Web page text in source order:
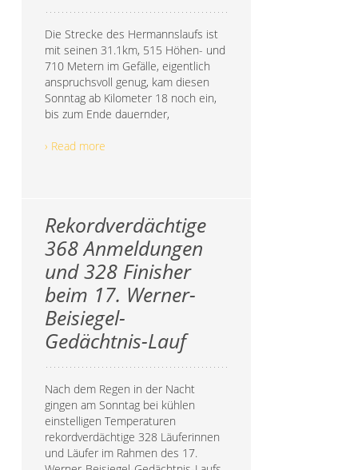
Die Strecke des Hermannslaufs ist
mit seinen 31.1km, 515 Höhen- und
710 Metern im Gefälle, eigentlich
anspruchsvoll genug, kam diesen
Sonntag ab Kilometer 18 noch ein,
bis zum Ende dauernder,
› Read more
Rekordverdächtige
368 Anmeldungen
und 328 Finisher
beim 17. Werner-
Beisiegel-
Gedächtnis-Lauf
Nach dem Regen in der Nacht
gingen am Sonntag bei kühlen
einstelligen Temperaturen
rekordverdächtige 328 Läuferinnen
und Läufer im Rahmen des 17.